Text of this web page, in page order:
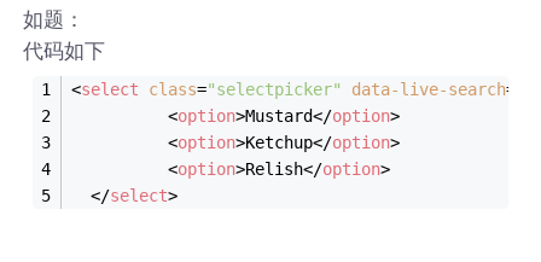
如题：
代码如下
<select class="selectpicker" data-live-search=
<option>Mustard</option>
<option>Ketchup</option>
<option>Relish</option>
</select>